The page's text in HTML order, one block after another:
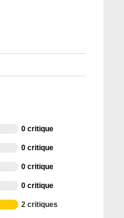
0 critique
0 critique
0 critique
0 critique
2 critiques